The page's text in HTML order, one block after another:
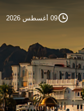
09 أغسطس 2026